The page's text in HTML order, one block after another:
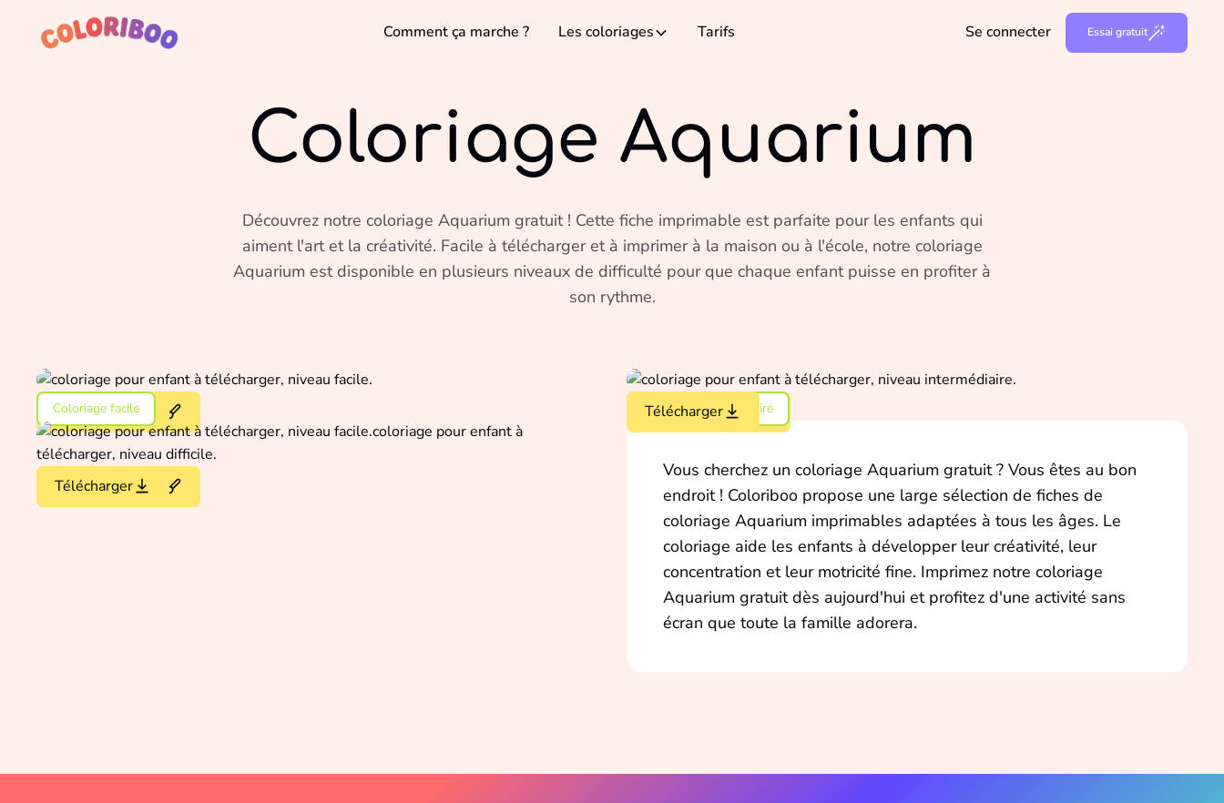
Comment ça marche ? Les coloriages Tarifs Se connecter Essai gratuit
Coloriage Aquarium
Découvrez notre coloriage Aquarium gratuit ! Cette fiche imprimable est parfaite pour les enfants qui
aiment l'art et la créativité. Facile à télécharger et à imprimer à la maison ou à l'école, notre coloriage
Aquarium est disponible en plusieurs niveaux de difficulté pour que chaque enfant puisse en profiter à
son rythme.
Colorier en ligne
Télécharger
Coloriage facile Colorier en ligne
Coloriage intermédiaire
Télécharger
Colorier en ligne
Coloriage difficile
Télécharger
Vous cherchez un coloriage Aquarium gratuit ? Vous êtes au bon
endroit ! Coloriboo propose une large sélection de fiches de
coloriage Aquarium imprimables adaptées à tous les âges. Le
coloriage aide les enfants à développer leur créativité, leur
concentration et leur motricité fine. Imprimez notre coloriage
Aquarium gratuit dès aujourd'hui et profitez d'une activité sans
écran que toute la famille adorera.